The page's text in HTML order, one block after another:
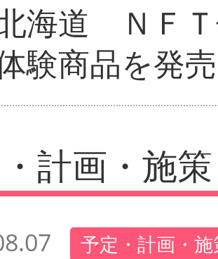
海道 ＮＦ
験商品を発売
計画・施策
予定・計画・